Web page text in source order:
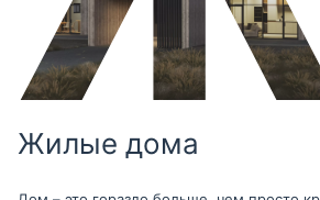
Жилые дома